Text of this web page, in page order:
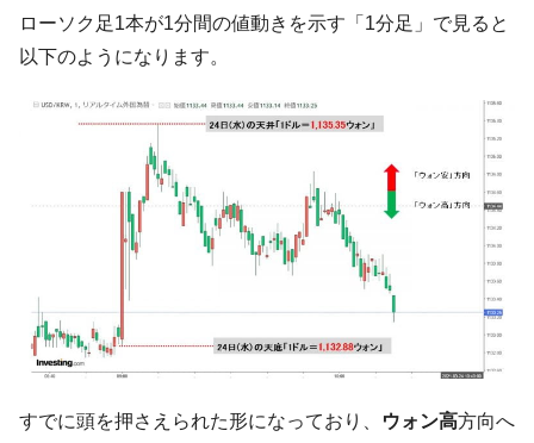
国の過剰生産が世界を蝕む。
『Money1』
韓国製造業「半導体絶好調」のウラで他業
【米韓激突案件】韓国消費者院が『クーパ
ン』1人当たり賠償10万ウォンを認定 ⇒ 総額3兆7,000億
韓国で猛暑。南東部では干ばつ
『Money1』
韓国型イージス搭載の次世代駆逐艦
「KDDX」1番艦、2032年竣工と公示
『Money1』
【対日本円】ウォン安が急進！ 日米の協調
に韓国がいっちょがみしたのでは。
『Money1』
韓国政府『BYD』車への補助金を全廃 ⇒ 実
1.9倍！
ローソク足1本が1分間の値動きを示す「1分足」で見ると
以下のようになります。
すでに頭を押さえられた形になっており、 ウォン高方向へ